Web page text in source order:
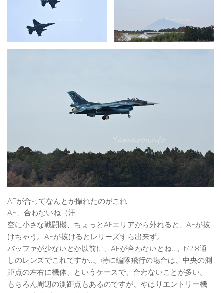
AFが合ってなんとか撮れたのがこれ
AF、合わないね（汗
空に小さな戦闘機、ちょっとAFエリアから外れると、AFが抜
けちゃう。AFが抜けるとレリーズすら出来ず。
バッファが少ないとか以前に、AFが合わないとね…。f/2.8通
しのレンズでこれですか…。特に編隊飛行の場合は、中央の測
距点の左右に機体、というケースで、合わないことが多い。
もちろん周辺の測距点もあるのですが、やはりエントリー機